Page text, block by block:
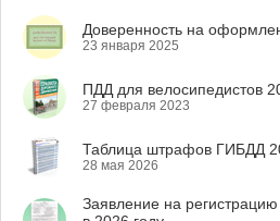
Доверенность на
23 января 2025
ПДД для велосипедистов
27 февраля 2023
Таблица штрафов ГИБДД
28 мая 2026
Заявление на